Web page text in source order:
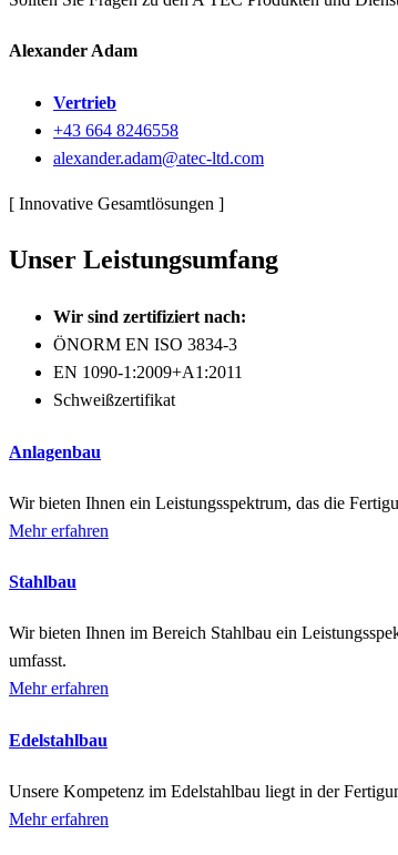
Alexander Adam
Vertrieb
+43 664 8246558
alexander.adam@atec-ltd.com
[ Innovative Gesamtlösungen ]
Unser Leistungsumfang
Wir sind zertifiziert nach:
ÖNORM EN ISO 3834-3
EN 1090-1:2009+A1:2011
Schweißzertifikat
Anlagenbau
Wir bieten Ihnen ein Leistungsspektrum, das die
Mehr erfahren
Stahlbau
Wir bieten Ihnen im Bereich Stahlbau ein
umfasst.
Mehr erfahren
Edelstahlbau
Unsere Kompetenz im Edelstahlbau liegt in der
Mehr erfahren